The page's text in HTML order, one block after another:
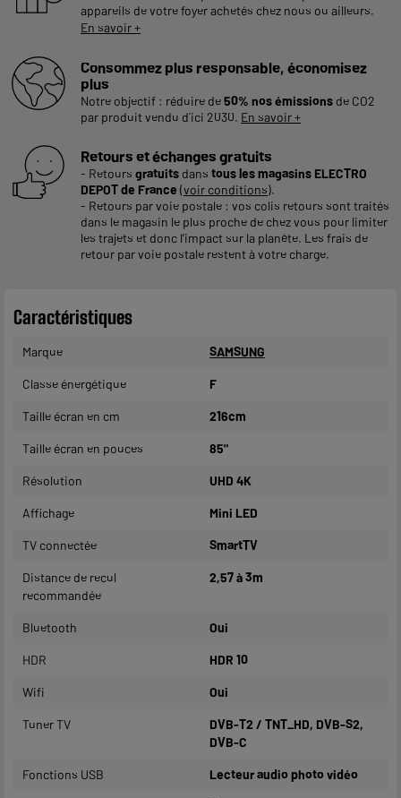
appareils de votre foyer achetés chez nous ou ailleurs.
En savoir +
Consommez plus responsable, économisez
plus
Notre objectif : réduire de50% nos émissions de CO2
par produit vendu d'ici 2030. En savoir +
Retours et échanges gratuits
- Retours gratuits dans tous les magasins ELECTRO
DEPOT de France (voir conditions).
- Retours par voie postale : vos colis retours sont traités
dans le magasin le plus proche de chez vous pour limiter
les trajets et donc l’impact sur la planète. Les frais de
retour par voie postale restent à votre charge.
Caractéristiques
Marque SAMSUNG
Classe énergétique F
Taille écran en cm 216cm
Taille écran en pouces 85"
Résolution UHD 4K
Affichage Mini LED
TV connectée SmartTV
Distance de recul
recommandée
2,57 à 3m
Bluetooth Oui
HDR HDR 10
Wifi Oui
Tuner TV
DVB-T2 / TNT_HD, DVB-S2,
DVB-C
Fonctions USB Lecteur audio photo vidéo